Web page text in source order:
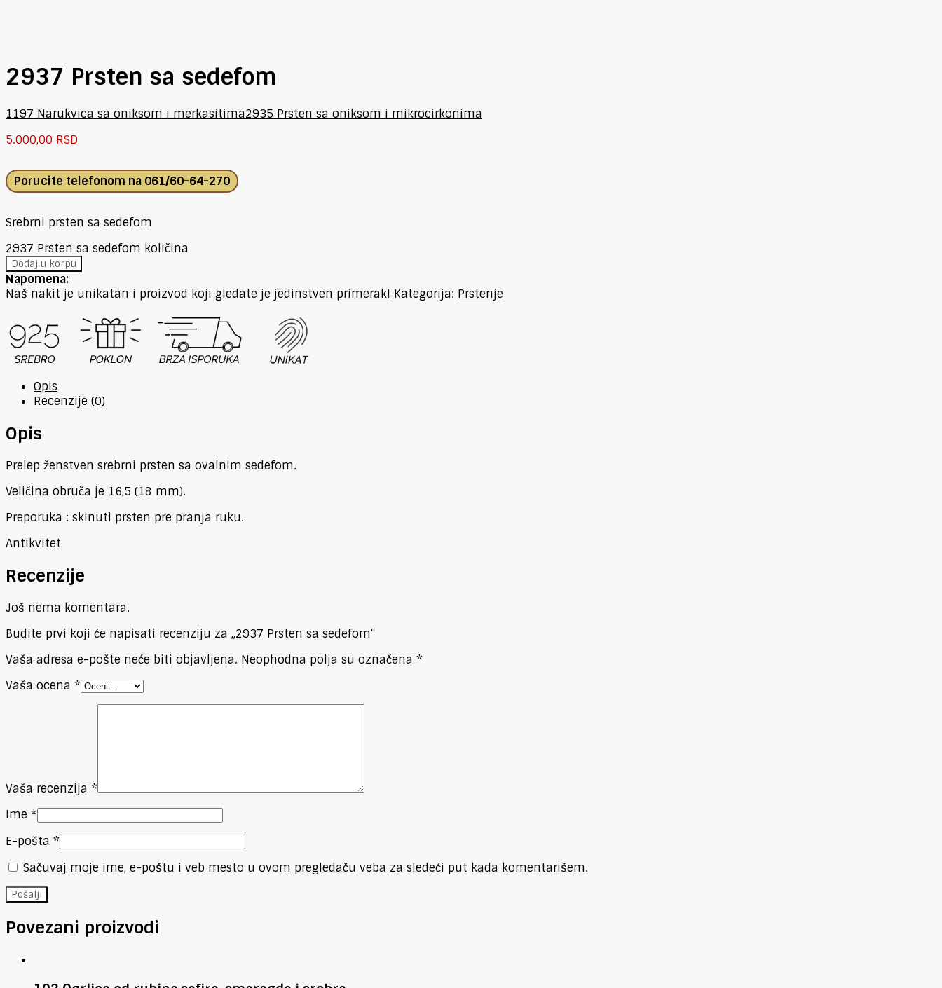
2937 Prsten sa sedefom
1197 Narukvica sa oniksom i merkasitima2935 Prsten sa oniksom i mikrocirkonima
5.000,00 RSD
Porucite telefonom na 061/60-64-270
Srebrni prsten sa sedefom
2937 Prsten sa sedefom količina
Dodaj u korpu
Napomena:
Naš nakit je unikatan i proizvod koji gledate je jedinstven primerak! Kategorija: Prstenje
Opis
Recenzije (0)
Opis
Prelep ženstven srebrni prsten sa ovalnim sedefom.
Veličina obruča je 16,5 (18 mm).
Preporuka : skinuti prsten pre pranja ruku.
Antikvitet
Recenzije
Još nema komentara.
Budite prvi koji će napisati recenziju za „2937 Prsten sa sedefom“
Vaša adresa e-pošte neće biti objavljena. Neophodna polja su označena *
Vaša ocena *
Vaša recenzija *
Ime *
E-pošta *
Sačuvaj moje ime, e-poštu i veb mesto u ovom pregledaču veba za sledeći put kada komentarišem.
Povezani proizvodi